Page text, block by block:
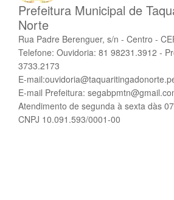
Prefeitura Municipal de
Norte
Rua Padre Berenguer, s/n - Centro -
Telefone: Ouvidoria: 81 98231.3912 -
3733.2173
E-
E-mail Prefeitura:
Atendimento de segunda à sexta dàs
CNPJ 10.091.593/0001-00